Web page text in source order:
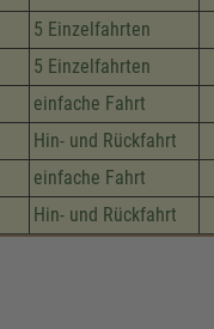
5 Einzelfahrten
5 Einzelfahrten
einfache Fahrt
Hin- und Rückfahrt
einfache Fahrt
Hin- und Rückfahrt